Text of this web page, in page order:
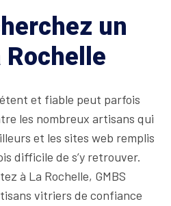
un
et fiable peut parfois
les nombreux artisans qui
et les sites web remplis
difficile de s’y retrouver.
à La Rochelle, GMBS
vitriers de confiance